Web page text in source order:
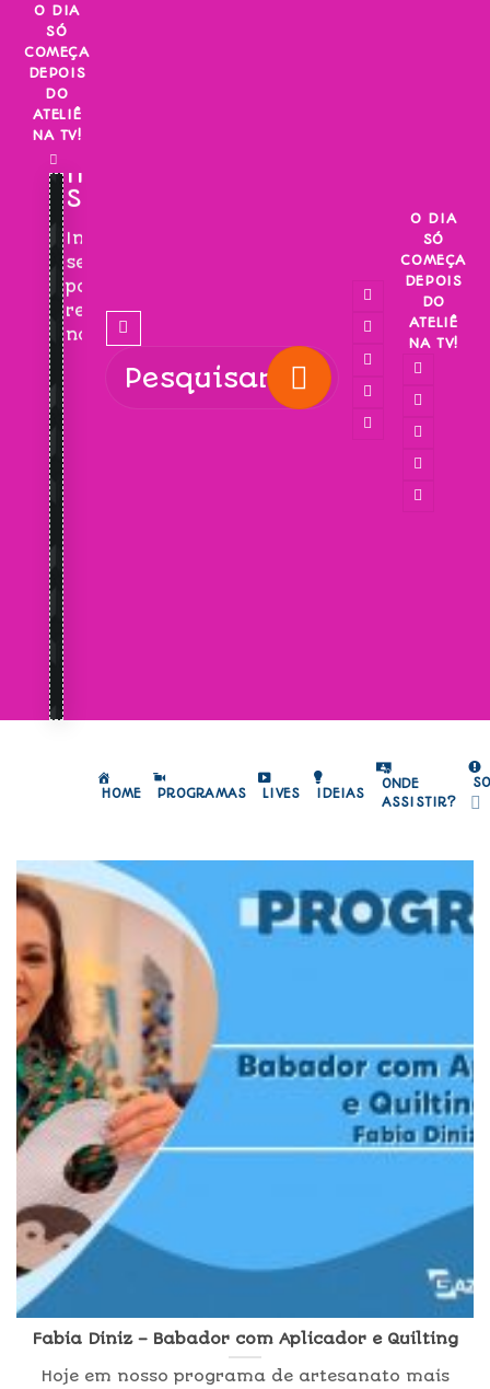
Skip
content
O DIA
SÓ
COMEÇA
DEPOIS
DO
ATELIÊ
NA TV!
INSCREVA-
SE!
Inscreva-
se
para
receber
novidades!
O DIA
SÓ
COMEÇA
DEPOIS
DO
ATELIÊ
NA TV!
HOME PROGRAMAS LIVES IDEIAS
ONDE
ASSISTIR?
Fabia Diniz – Babador com Aplicador e Quilting
Hoje em nosso programa de artesanato mais